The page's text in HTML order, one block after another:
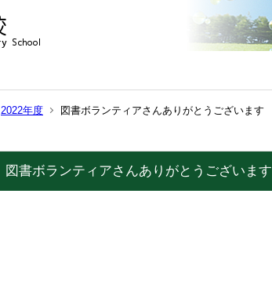
2022年度 図書ボランティアさんありがとうございます
図書ボランティアさんありがとうございます